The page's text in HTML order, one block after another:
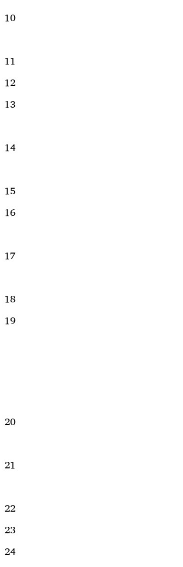
10
11
12
13
14
15
16
17
18
19
20
21
22
23
24